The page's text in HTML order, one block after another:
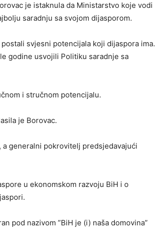
je istaknula da Ministarstvo koje vodi
saradnju sa svojom dijasporom.
svjesni potencijala koji dijaspora ima.
godine usvojili Politiku saradnje sa
i stručnom potencijalu.
je Borovac.
a generalni pokrovitelj predsjedavajući
u ekonomskom razvoju BiH i o
pod nazivom ”BiH je (i) naša domovina”